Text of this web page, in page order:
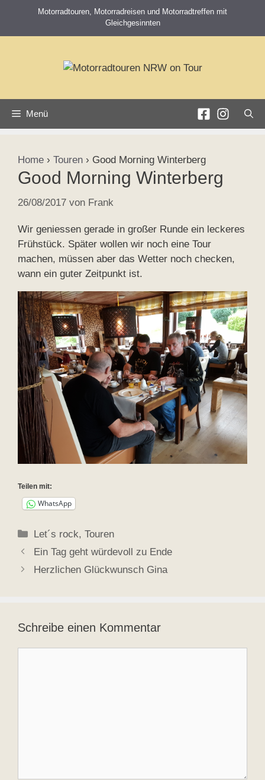
springen
Motorradtouren, Motorradreisen und Motorradtreffen mit
Gleichgesinnten
Menü
Home › Touren › Good Morning Winterberg
Good Morning Winterberg
26/08/2017 von Frank
Wir geniessen gerade in großer Runde ein leckeres
Frühstück. Später wollen wir noch eine Tour
machen, müssen aber das Wetter noch checken,
wann ein guter Zeitpunkt ist.
Teilen mit:
WhatsApp
Kategorien
Let´s rock,Touren
Ein Tag geht würdevoll zu Ende
Herzlichen Glückwunsch Gina
Schreibe einen Kommentar